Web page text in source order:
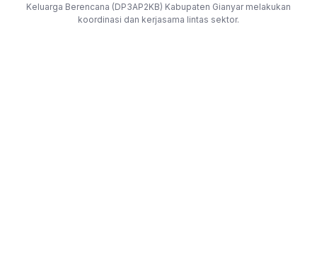
Keluarga Berencana (DP3AP2KB) Kabupaten Gianyar melakukan
koordinasi dan kerjasama lintas sektor.